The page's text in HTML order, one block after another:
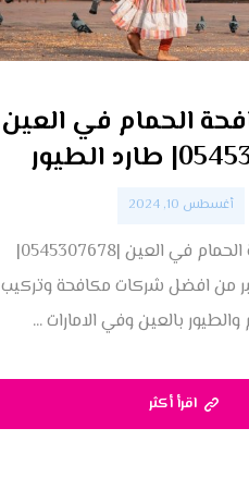
الحمام في العين
أغسطس 10, 2024
شركة مكافحة الحمام في العين |0545307678|
من افضل شركات مكافحة وتركيب
بالعين وفي الامارات ...
اقرأ أكثر